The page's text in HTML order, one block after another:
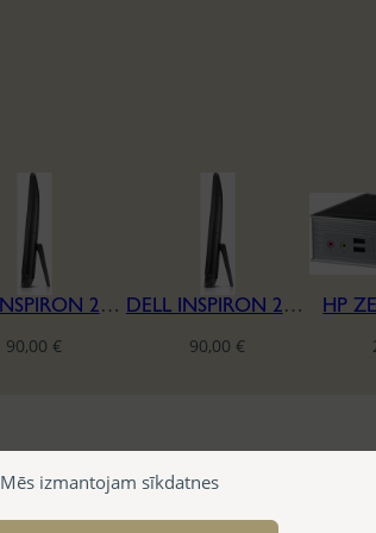
Mēs izmantojam sīkdatnes
DELL INSPIRON 24 3459 SERIES A10 I5-6500 4/240
90,00€
DELL INSPIRON 24 3459 SERIES A10 I5-6500 4/240
90,00€
HP